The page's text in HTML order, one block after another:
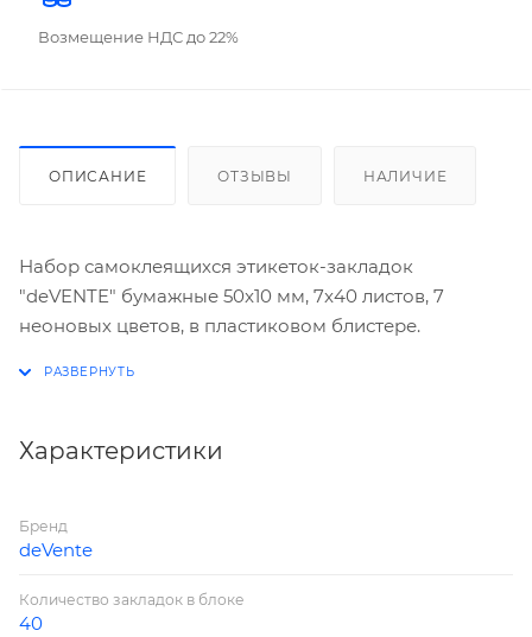
Возмещение НДС до 22%
ОПИСАНИЕ ОТЗЫВЫ НАЛИЧИЕ
Набор самоклеящихся этикеток-закладок
"deVENTE" бумажные 50x10 мм, 7x40 листов, 7
неоновых цветов, в пластиковом блистере.
Характеристики
Бренд
deVente
Количество закладок в блоке
40